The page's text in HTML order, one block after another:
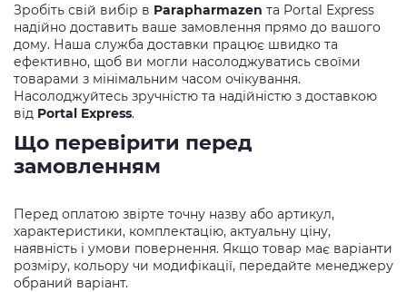
Зробіть свій вибір в Parapharmazen та Portal Express
надійно доставить ваше замовлення прямо до вашого
дому. Наша служба доставки працює швидко та
ефективно, щоб ви могли насолоджуватись своїми
товарами з мінімальним часом очікування.
Насолоджуйтесь зручністю та надійністю з доставкою
від Portal Express.
Що перевірити перед
замовленням
Перед оплатою звірте точну назву або артикул,
характеристики, комплектацію, актуальну ціну,
наявність і умови повернення. Якщо товар має варіанти
розміру, кольору чи модифікації, передайте менеджеру
обраний варіант.